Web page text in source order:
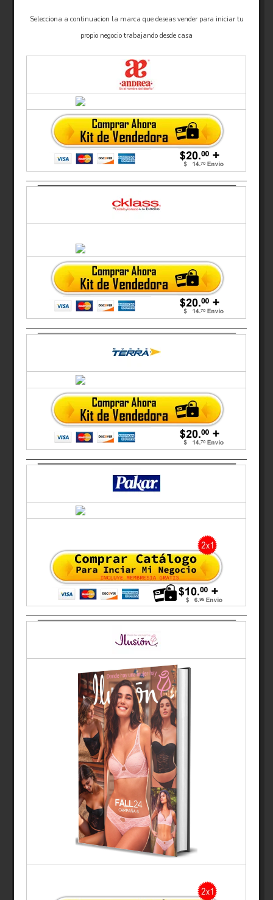
Selecciona a continuacion la marca que deseas vender para iniciar tu
propio negocio trabajando desde casa